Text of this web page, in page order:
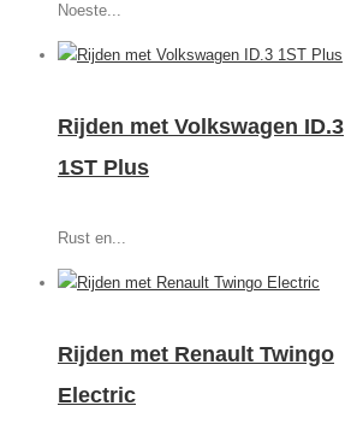
Noeste...
Rijden met Volkswagen ID.3
1ST Plus
Rust en...
Rijden met Renault Twingo
Electric